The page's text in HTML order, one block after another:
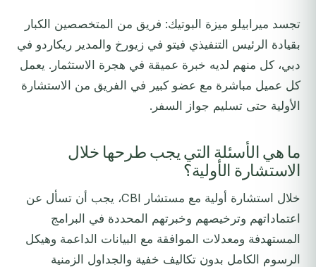
تجسد ميرابيلو ميزة البوتيك: فريق من المتخصصين الكبار
بقيادة الرئيس التنفيذي فيتو في زيورخ والمدير ريكاردو في
دبي، كل منهم لديه خبرة عميقة في هجرة الاستثمار. يعمل
كل عميل مباشرة مع عضو كبير في الفريق من الاستشارة
الأولية حتى تسليم جواز السفر.
ما هي الأسئلة التي يجب طرحها خلال
الاستشارة الأولية؟
خلال استشارة أولية مع مستشار CBI، يجب أن تسأل عن
اعتماداتهم وترخيصهم وخبرتهم المحددة في البرامج
المستهدفة ومعدلات الموافقة مع البيانات الداعمة وهيكل
الرسوم الكامل بدون تكاليف خفية والجداول الزمنية